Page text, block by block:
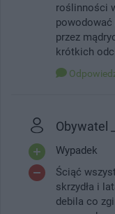
roślinności
przez
krótkich
Obywatel
Wypadek
Ściąć
skrzydła i
debila co